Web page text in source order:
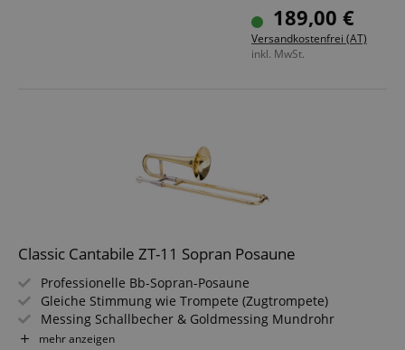
189,00 €
Versandkostenfrei (AT)
inkl. MwSt.
Classic Cantabile ZT-11 Sopran Posaune
Professionelle Bb-Sopran-Posaune
Gleiche Stimmung wie Trompete (Zugtrompete)
Messing Schallbecher & Goldmessing Mundrohr
Bohrung: 11,5 mm, Schallbecher Ø: 120,5 mm
mehr anzeigen